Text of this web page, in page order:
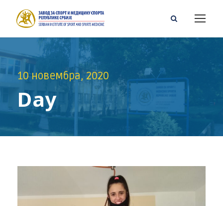
10 новембра, 2020
Day